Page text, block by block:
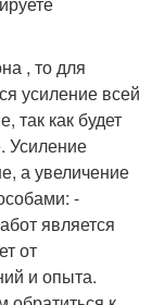
, то для
усиление всей
так как будет
Усиление
а увеличение
-
является
от
и опыта.